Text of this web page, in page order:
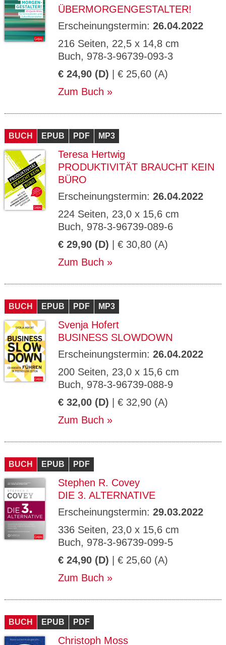
ÜBERMORGENGESTALTER!
Erscheinungstermin: 26.04.2022
216 Seiten, 22,5 x 14,8 cm
Buch, 978-3-96739-093-3
€ 24,90 (D) | € 25,60 (A)
Zum Buch
BUCH EPUB PDF MP3
Teresa Hertwig
PRODUKTIVITÄT BRAUCHT KEIN
BÜRO
Erscheinungstermin: 26.04.2022
224 Seiten, 23,0 x 15,6 cm
Buch, 978-3-96739-089-6
€ 29,90 (D) | € 30,80 (A)
Zum Buch
BUCH EPUB PDF MP3
Svenja Hofert
BUSINESS SLOWDOWN
Erscheinungstermin: 26.04.2022
200 Seiten, 23,0 x 15,6 cm
Buch, 978-3-96739-088-9
€ 32,00 (D) | € 32,90 (A)
Zum Buch
BUCH EPUB PDF
Stephen R. Covey
DIE 3. ALTERNATIVE
Erscheinungstermin: 29.03.2022
336 Seiten, 23,0 x 15,6 cm
Buch, 978-3-96739-099-5
€ 24,90 (D) | € 25,60 (A)
Zum Buch
BUCH EPUB PDF
Christoph Moss